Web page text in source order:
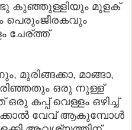
കുഞ്ഞുള്ളിയും മുളക്
പെരുംജീരകവും
ചേര്ത്ത്
മുരിങ്ങക്കാ, മാങ്ങാ,
ഒരു നുള്ള്
കപ്പ്‌ വെള്ളം ഒഴിച്ച്
വേവ് ആകുമ്പോള്‍